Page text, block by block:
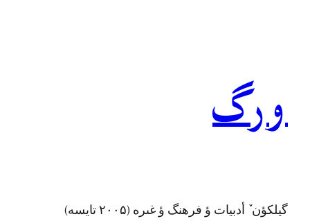
ورگ
گيلکؤن ٚ أدبیات ؤ فرهنگ ؤ غىره (۲۰۰۵ تايسه)